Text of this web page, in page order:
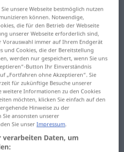
Ärger ... ärmlich
Ärztehaus ... Äthiopien
äthiopisch ...
Äußerlichkeit
äußern ... Äußerung
unsere Webseite bestmöglich nutzen
können. Notwendige,
die für den Betrieb der Webseite
unserer Webseite erforderlich sind,
immer auf Ihrem Endgerät
und Cookies, die der Bereitstellung
werden nur gespeichert, wenn Sie uns
Button Ihr Einverständnis
„Fortfahren ohne Akzeptieren“. Sie
für zukünftige Besuche unserer
weitere Informationen zu den Cookies
möchten, klicken Sie einfach auf den
Hinweise zu der
ansonsten unserer
Sie unserImpressum.
Daten, um